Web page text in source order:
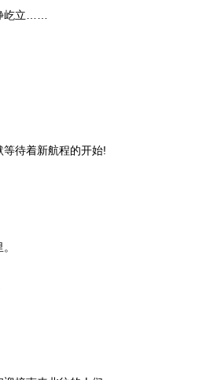
屹立……
待着新航程的开始!